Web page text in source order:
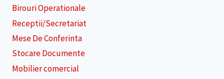
Birouri Operationale
Receptii/Secretariat
Mese De Conferinta
Stocare Documente
Mobilier comercial